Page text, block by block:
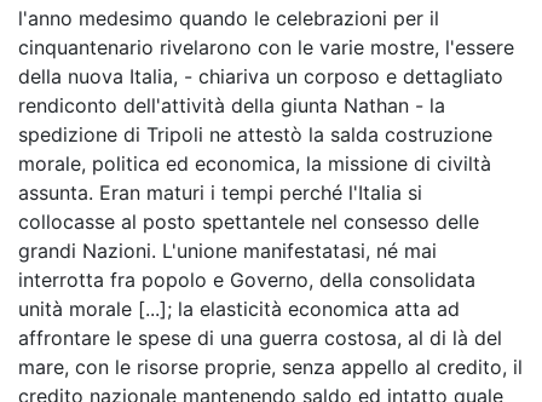
l'anno medesimo quando le celebrazioni per il
cinquantenario rivelarono con le varie mostre, l'essere
della nuova Italia, - chiariva un corposo e dettagliato
rendiconto dell'attività della giunta Nathan - la
spedizione di Tripoli ne attestò la salda costruzione
morale, politica ed economica, la missione di civiltà
assunta. Eran maturi i tempi perché l'Italia si
collocasse al posto spettantele nel consesso delle
grandi Nazioni. L'unione manifestatasi, né mai
interrotta fra popolo e Governo, della consolidata
unità morale [...]; la elasticità economica atta ad
affrontare le spese di una guerra costosa, al di là del
mare, con le risorse proprie, senza appello al credito, il
credito nazionale mantenendo saldo ed intatto quale